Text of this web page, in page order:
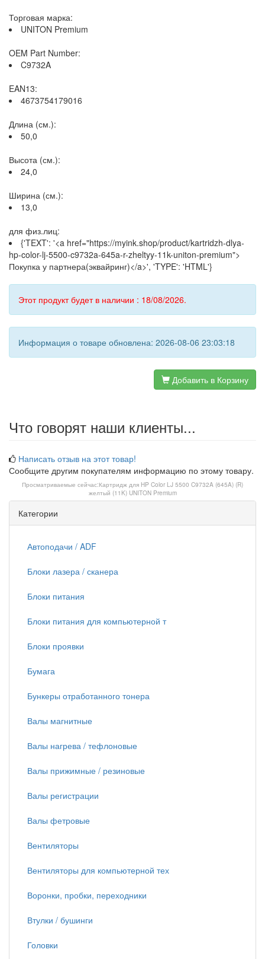
Торговая марка:
UNITON Premium
OEM Part Number:
C9732A
EAN13:
4673754179016
Длина (см.):
50,0
Высота (см.):
24,0
Ширина (см.):
13,0
для физ.лиц:
{'TEXT': '<a href="https://myink.shop/product/kartridzh-dlya-
hp-color-lj-5500-c9732a-645a-r-zheltyy-11k-uniton-premium">
Покупка у партнера(эквайринг)</a>', 'TYPE': 'HTML'}
Этот продукт будет в наличии : 18/08/2026.
Информация о товаре обновлена: 2026-08-06 23:03:18
Добавить в Корзину
Что говорят наши клиенты...
Написать отзыв на этот товар!
Сообщите другим покупателям информацию по этому товару.
Просматриваемые сейчас:Картридж для HP Color LJ 5500 C9732A (645A) (R)
желтый (11K) UNITON Premium
Категории
Автоподачи / ADF
Блоки лазера / сканера
Блоки питания
Блоки питания для компьютерной т
Блоки проявки
Бумага
Бункеры отработанного тонера
Валы магнитные
Валы нагрева / тефлоновые
Валы прижимные / резиновые
Валы регистрации
Валы фетровые
Вентиляторы
Вентиляторы для компьютерной тех
Воронки, пробки, переходники
Втулки / бушинги
Головки